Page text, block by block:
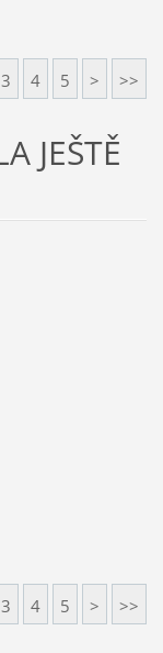
3 4 5 > >>
JEŠTĚ
3 4 5 > >>